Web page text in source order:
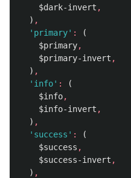
$dark-invert ,
) ,
'primary' :
(
$primary,
$primary-invert ,
) ,
'info' :
(
$info,
$info-invert ,
) ,
'success' :
(
$success ,
$success-invert ,
) ,